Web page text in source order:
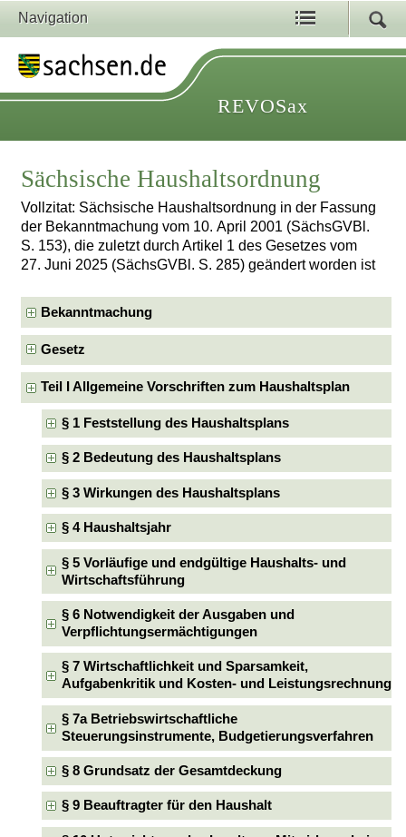
Navigation
REVOSax
Sächsische Haushaltsordnung
Vollzitat: Sächsische Haushaltsordnung in der Fassung
der Bekanntmachung vom 10. April 2001 (SächsGVBl.
S. 153), die zuletzt durch Artikel 1 des Gesetzes vom
27. Juni 2025 (SächsGVBl. S. 285) geändert worden ist
Bekanntmachung
Gesetz
Teil I Allgemeine Vorschriften zum Haushaltsplan
§ 1 Feststellung des Haushaltsplans
§ 2 Bedeutung des Haushaltsplans
§ 3 Wirkungen des Haushaltsplans
§ 4 Haushaltsjahr
§ 5 Vorläufige und endgültige Haushalts- und
Wirtschaftsführung
§ 6 Notwendigkeit der Ausgaben und
Verpflichtungsermächtigungen
§ 7 Wirtschaftlichkeit und Sparsamkeit,
Aufgabenkritik und Kosten- und Leistungsrechnung
§ 7a Betriebswirtschaftliche
Steuerungsinstrumente, Budgetierungsverfahren
§ 8 Grundsatz der Gesamtdeckung
§ 9 Beauftragter für den Haushalt